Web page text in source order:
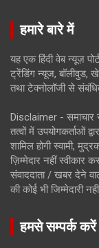
हमारे बारे में
यह एक हिंदी वेब न्यूज़
ट्रेंडिंग न्यूज, बॉलीवुड,
तथा टेक्नोलॉजी से
Disclaimer - समाचार
तत्वों में उपयोगकर्ताओं
शामिल होगी स्वामी,
ज़िम्मेदार नहीं स्वीकार
संवाददाता / खबर देने
की कोई भी जिम्मेदारी
हमसे सम्पर्क करें